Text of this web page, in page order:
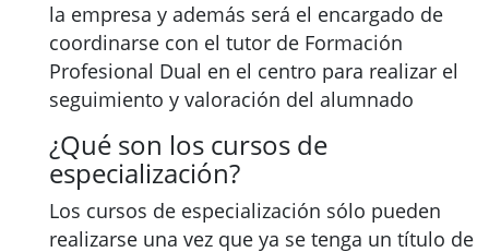
la empresa y además será el encargado de
coordinarse con el tutor de Formación
Profesional Dual en el centro para realizar el
seguimiento y valoración del alumnado
¿Qué son los cursos de
especialización?
Los cursos de especialización sólo pueden
realizarse una vez que ya se tenga un título de